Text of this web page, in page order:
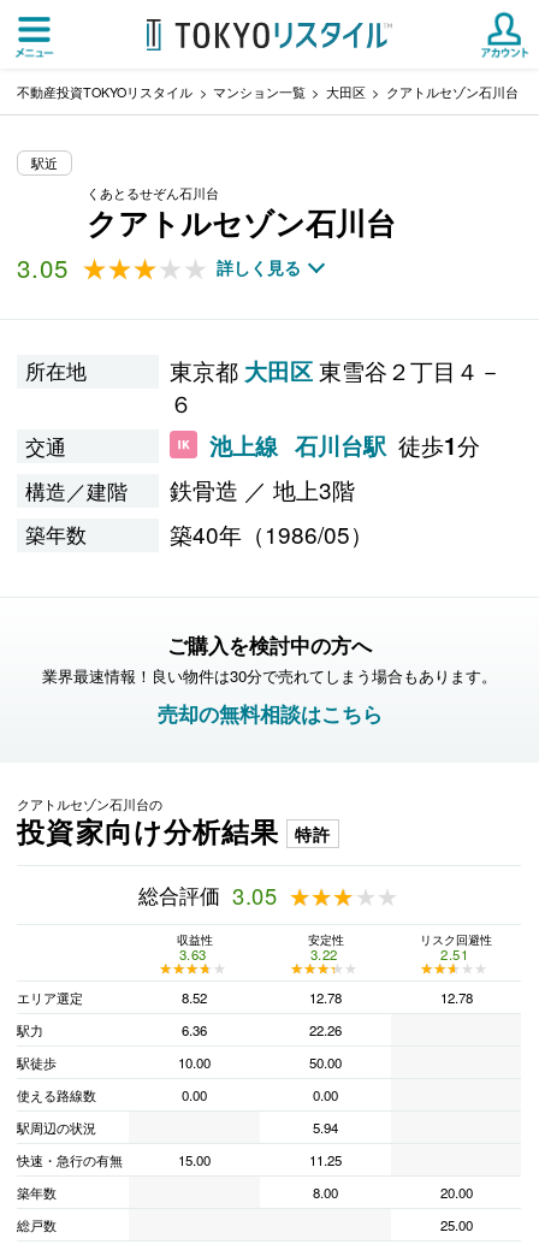
不動産投資TOKYOリスタイル マンション一覧 大田区 クアトルセゾン石川台
駅近
くあとるせぞん石川台
クアトルセゾン石川台
3.05 ★★★★★
★★★★★ 詳しく見る
所在地 東京都 大田区東雪谷２丁目４－
６
交通 池上線 石川台駅 徒歩1分
構造／建階 鉄骨造 ／ 地上3階
築年数 築40年（1986/05）
ご購入を検討中の方へ
業界最速情報！良い物件は30分で売れてしまう場合もあります。
売却の無料相談はこちら
クアトルセゾン石川台の
投資家向け分析結果 特許
総合評価 3.05 ★★★★★
★★★★★
収益性
3.63
★★★★★
★★★★★
安定性
3.22
★★★★★
★★★★★
リスク回避性
2.51
★★★★★
★★★★★
エリア選定
8.52 12.78
12.78
駅力
6.36
22.26
駅徒歩
10.00
50.00
使える路線数
0.00
0.00
駅周辺の状況
5.94
快速・急行の有無
15.00
11.25
築年数
8.00
20.00
総戸数
25.00